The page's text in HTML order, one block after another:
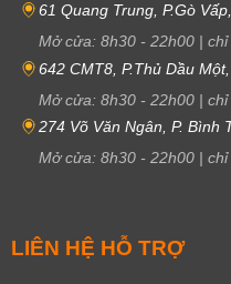
61 Quang Trung, P.Gò
Mở cửa: 8h30 - 22h00 |
642 CMT8, P.Thủ Dầu
Mở cửa: 8h30 - 22h00 |
274 Võ Văn Ngân, P. Bình
Mở cửa: 8h30 - 22h00 |
LIÊN HỆ HỖ TRỢ